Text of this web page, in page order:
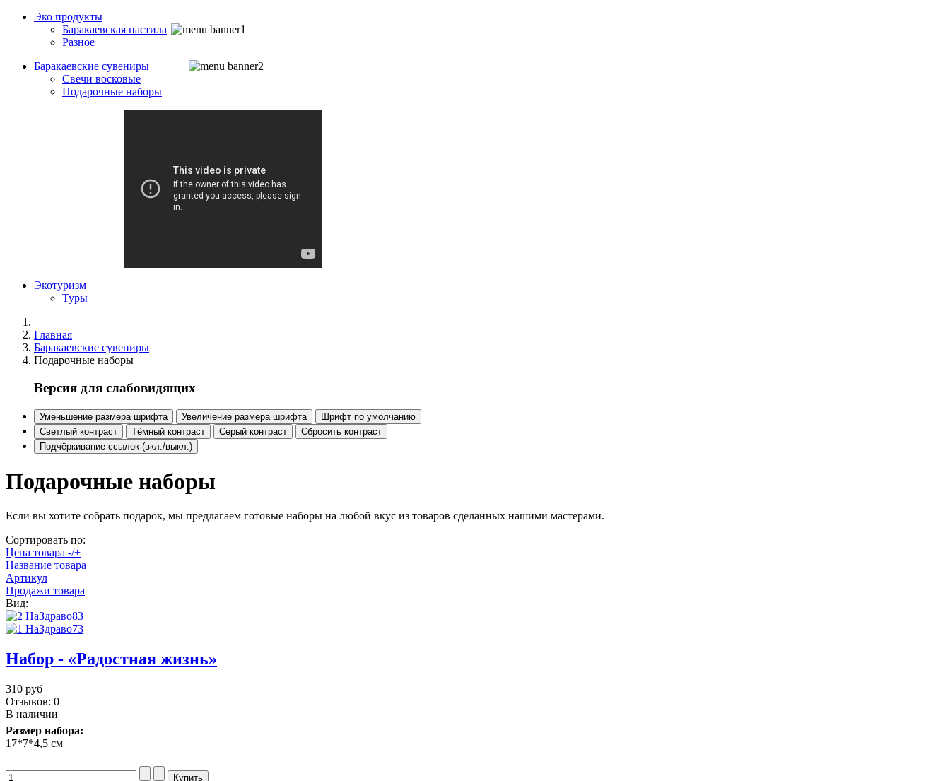
Эко продукты
Баракаевская пастила
Разное
Баракаевские сувениры
Свечи восковые
Подарочные наборы
Экотуризм
Туры
Главная
Баракаевские сувениры
Подарочные наборы
Версия для слабовидящих
Уменьшение размера шрифта Увеличение размера шрифта
Шрифт по умолчанию
Светлый контраст
Тёмный контраст Серый контраст
Сбросить контраст
Подчёркивание ссылок (вкл./выкл.)
Подарочные наборы
Если вы хотите собрать подарок, мы предлагаем готовые наборы на любой вкус из товаров сделанных нашими мастерами.
Сортировать по:
Цена товара -/+
Название товара
Артикул
Продажи товара
Вид:
Набор - «Радостная жизнь»
310 руб
Отзывов: 0
В наличии
Размер набора:
17*7*4,5 см